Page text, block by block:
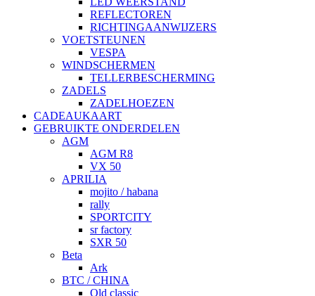
REFLECTOREN
RICHTINGAANWIJZERS
VOETSTEUNEN
VESPA
WINDSCHERMEN
TELLERBESCHERMING
ZADELS
ZADELHOEZEN
CADEAUKAART
GEBRUIKTE ONDERDELEN
AGM
AGM R8
VX 50
APRILIA
mojito / habana
rally
SPORTCITY
sr factory
SXR 50
Beta
Ark
BTC / CHINA
Old classic